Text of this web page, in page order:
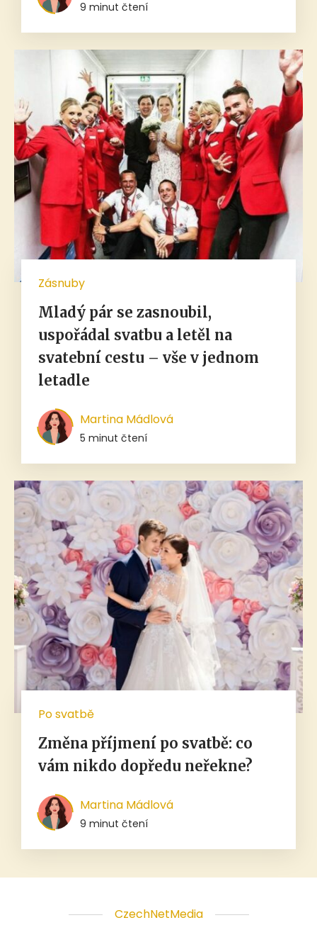
9 minut čtení
Zásnuby
Mladý pár se zasnoubil,
uspořádal svatbu a letěl na
svatební cestu – vše v jednom
letadle
Martina Mádlová
5 minut čtení
Po svatbě
Změna příjmení po svatbě: co
vám nikdo dopředu neřekne?
Martina Mádlová
9 minut čtení
CzechNetMedia